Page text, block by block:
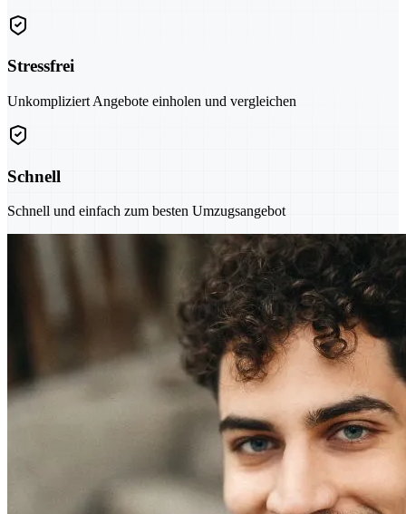
Stressfrei
Unkompliziert Angebote einholen und vergleichen
Schnell
Schnell und einfach zum besten Umzugsangebot